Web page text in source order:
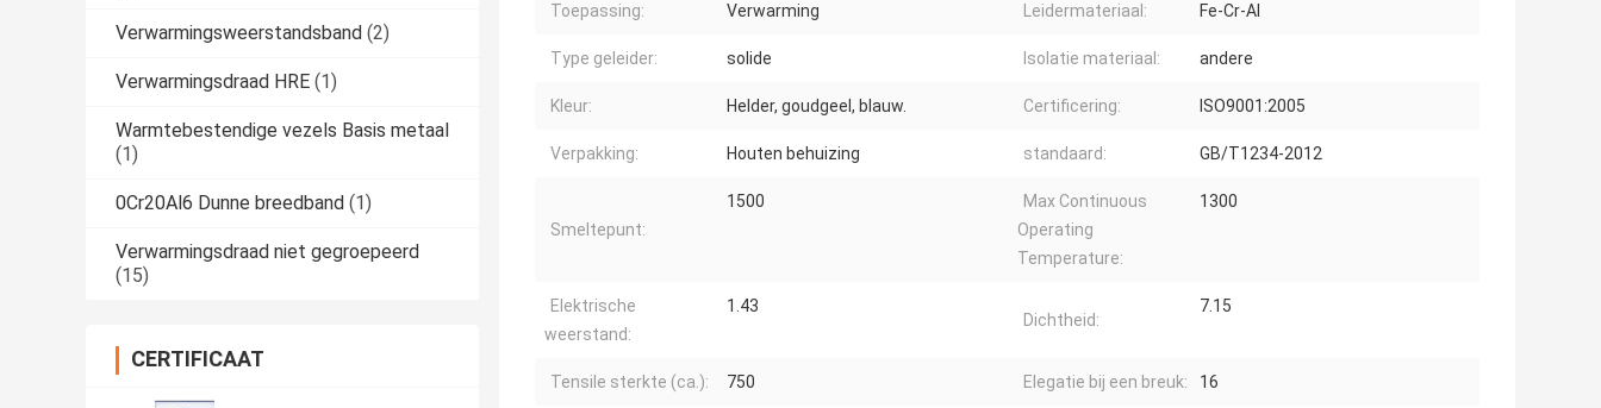
Verwarmingsweerstandsband (2)
Verwarmingsdraad HRE (1)
Warmtebestendige vezels Basis metaal
(1)
0Cr20Al6 Dunne breedband (1)
Verwarmingsdraad niet gegroepeerd
(15)
CERTIFICAAT
Toepassing: Verwarming Leidermateriaal: Fe-Cr-Al
Type geleider: solide Isolatie materiaal: andere
Kleur: Helder, goudgeel, blauw. Certificering: ISO9001:2005
Verpakking: Houten behuizing standaard: GB/T1234-2012
Smeltepunt:
1500
Max Continuous
Operating
Temperature:
1300
Elektrische
weerstand:
1.43
Dichtheid:
7.15
Tensile sterkte (ca.): 750 Elegatie bij een breuk: 16